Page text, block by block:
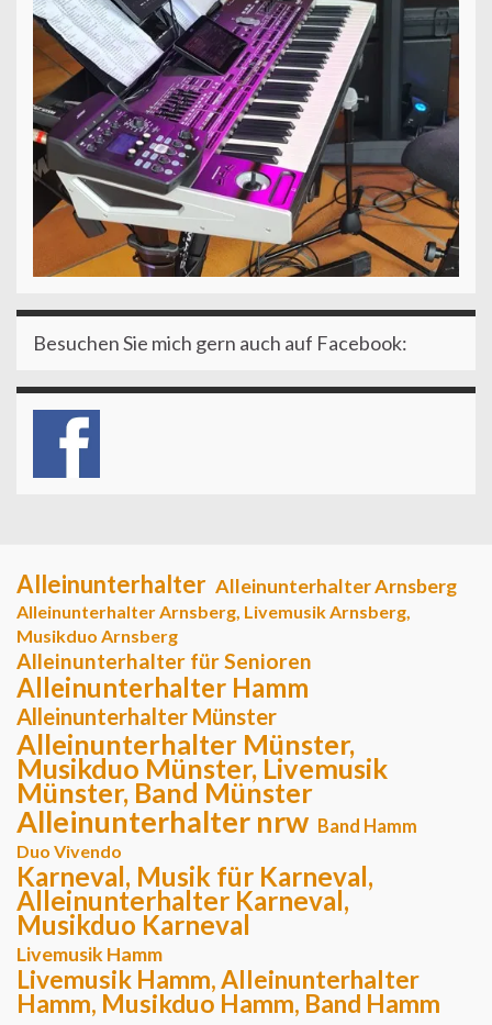
Besuchen Sie mich gern auch auf Facebook:
Alleinunterhalter Alleinunterhalter Arnsberg
Alleinunterhalter Arnsberg, Livemusik Arnsberg,
Musikduo Arnsberg
Alleinunterhalter für Senioren
Alleinunterhalter Hamm
Alleinunterhalter Münster
Alleinunterhalter Münster,
Musikduo Münster, Livemusik
Münster, Band Münster
Alleinunterhalter nrw Band Hamm
Duo Vivendo
Karneval, Musik für Karneval,
Alleinunterhalter Karneval,
Musikduo Karneval
Livemusik Hamm
Livemusik Hamm, Alleinunterhalter
Hamm, Musikduo Hamm, Band Hamm